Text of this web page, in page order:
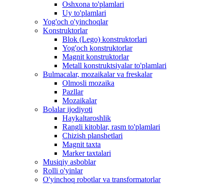
Oshxona to'plamlari
Uy to'plamlari
Yog'och o'yinchoqlar
Konstruktorlar
Blok (Lego) konstruktorlari
Yog'och konstruktorlar
Magnit konstruktorlar
Metall konstruktsiyalar to'plamlari
Bulmacalar, mozaikalar va freskalar
Olmosli mozaika
Pazllar
Mozaikalar
Bolalar ijodiyoti
Haykaltaroshlik
Rangli kitoblar, rasm to'plamlari
Chizish planshetlari
Magnit taxta
Marker taxtalari
Musiqiy asboblar
Rolli o'yinlar
O'yinchoq robotlar va transformatorlar